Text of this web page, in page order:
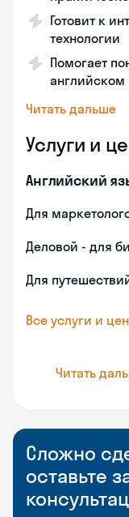
Готовит к
технологии
Помогает
английском
Читать дальше
Услуги и
Английский
Для
Деловой - для
Для
Все услуги и
Читать
Сложно
оставьте